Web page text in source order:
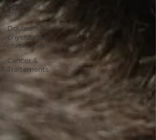
Emotions &
Stress
Douleurs
physiques &
chroniques
Cancer &
Traitements